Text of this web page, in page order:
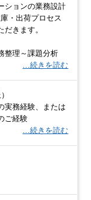
ションの業務設計
・出荷プロセス
きます。
整理～課題分析
…続きを読む
実務経験、または
ご経験
…続きを読む